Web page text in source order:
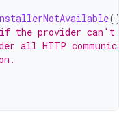
()
the provider can't be
all HTTP